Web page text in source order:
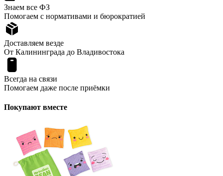
Знаем все ФЗ
Помогаем с нормативами и бюрократией
Доставляем везде
От Калининграда до Владивостока
Всегда на связи
Помогаем даже после приёмки
Покупают вместе